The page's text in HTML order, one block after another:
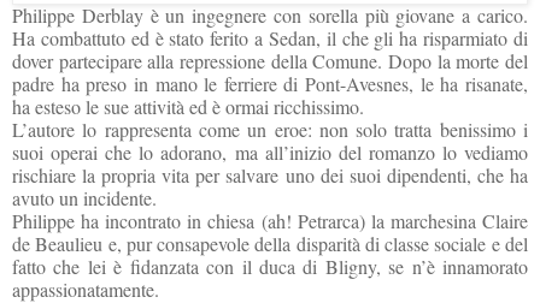
Philippe Derblay è un ingegnere con sorella più giovane a carico.
Ha combattuto ed è stato ferito a Sedan, il che gli ha risparmiato di
dover partecipare alla repressione della Comune. Dopo la morte del
padre ha preso in mano le ferriere di Pont-Avesnes, le ha risanate,
ha esteso le sue attività ed è ormai ricchissimo.
L’autore lo rappresenta come un eroe: non solo tratta benissimo i
suoi operai che lo adorano, ma all’inizio del romanzo lo vediamo
rischiare la propria vita per salvare uno dei suoi dipendenti, che ha
avuto un incidente.
Philippe ha incontrato in chiesa (ah! Petrarca) la marchesina Claire
de Beaulieu e, pur consapevole della disparità di classe sociale e del
fatto che lei è fidanzata con il duca di Bligny, se n’è innamorato
appassionatamente.